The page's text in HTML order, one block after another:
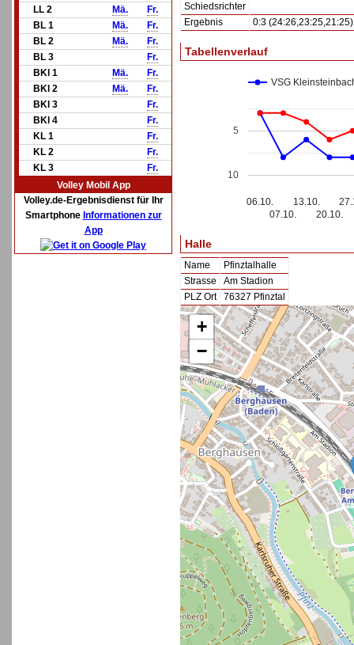
LL 2
Mä.
Fr.
BL 1
Mä.
Fr.
BL 2
Mä.
Fr.
BL 3
Fr.
BKl 1
Mä.
Fr.
BKl 2
Mä.
Fr.
BKl 3
Fr.
BKl 4
Fr.
KL 1
Fr.
KL 2
Fr.
KL 3
Fr.
Volley Mobil App
Volley.de-Ergebnisdienst für Ihr
Smartphone Informationen zur
App
Schiedsrichter
Ergebnis
0:3 (24:26,23:25,21:25)
Tabellenverlauf
VSG
06.10.
07.10.
13.10.
20.10.
5
10
Halle
Name
Pfinztalhalle
Strasse
Am Stadion
PLZ Ort
76327 Pfinztal
+
−